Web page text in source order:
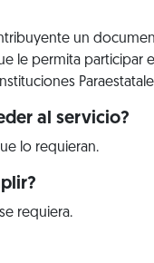
un
le permita
al servicio?
lo requieran.
requiera.